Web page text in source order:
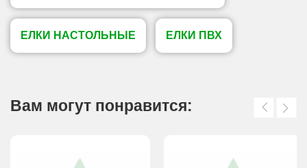
ЕЛКИ НАСТОЛЬНЫЕ ЕЛКИ ПВХ
Вам могут понравится: